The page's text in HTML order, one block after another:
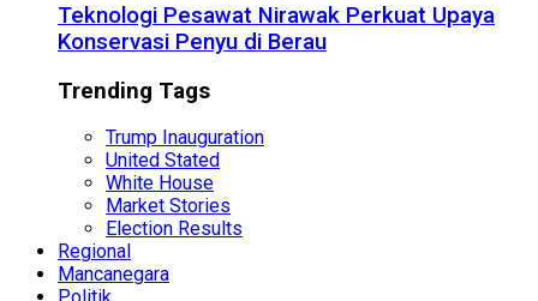
Teknologi Pesawat Nirawak Perkuat Upaya
Konservasi Penyu di Berau
Trending Tags
Trump Inauguration
United Stated
White House
Market Stories
Election Results
Regional
Mancanegara